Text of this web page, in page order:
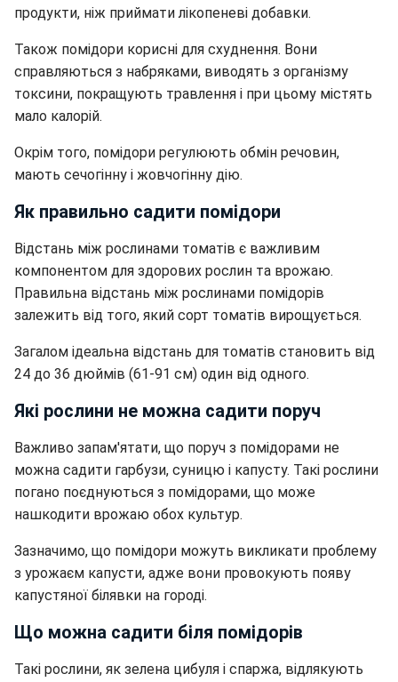
продукти, ніж приймати лікопеневі добавки.
Також помідори корисні для схуднення. Вони
справляються з набряками, виводять з організму
токсини, покращують травлення і при цьому містять
мало калорій.
Окрім того, помідори регулюють обмін речовин,
мають сечогінну і жовчогінну дію.
Як правильно садити помідори
Відстань між рослинами томатів є важливим
компонентом для здорових рослин та врожаю.
Правильна відстань між рослинами помідорів
залежить від того, який сорт томатів вирощується.
Загалом ідеальна відстань для томатів становить від
24 до 36 дюймів (61-91 см) один від одного.
Які рослини не можна садити поруч
Важливо запам'ятати, що поруч з помідорами не
можна садити гарбузи, суницю і капусту. Такі рослини
погано поєднуються з помідорами, що може
нашкодити врожаю обох культур.
Зазначимо, що помідори можуть викликати проблему
з урожаєм капусти, адже вони провокують появу
капустяної білявки на городі.
Що можна садити біля помідорів
Такі рослини, як зелена цибуля і спаржа, відлякують